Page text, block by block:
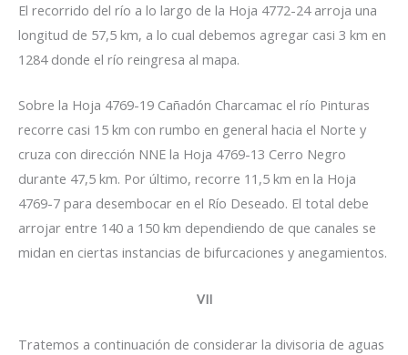
El recorrido del río a lo largo de la Hoja 4772-24 arroja una
longitud de 57,5 km, a lo cual debemos agregar casi 3 km en
1284 donde el río reingresa al mapa.
Sobre la Hoja 4769-19 Cañadón Charcamac el río Pinturas
recorre casi 15 km con rumbo en general hacia el Norte y
cruza con dirección NNE la Hoja 4769-13 Cerro Negro
durante 47,5 km. Por último, recorre 11,5 km en la Hoja
4769-7 para desembocar en el Río Deseado. El total debe
arrojar entre 140 a 150 km dependiendo de que canales se
midan en ciertas instancias de bifurcaciones y anegamientos.
VII
Tratemos a continuación de considerar la divisoria de aguas